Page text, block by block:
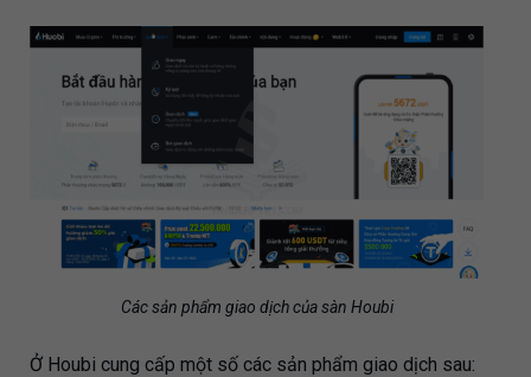
Các sản phẩm giao dịch của sàn Houbi
Ở Houbi cung cấp một số các sản phẩm giao dịch sau: